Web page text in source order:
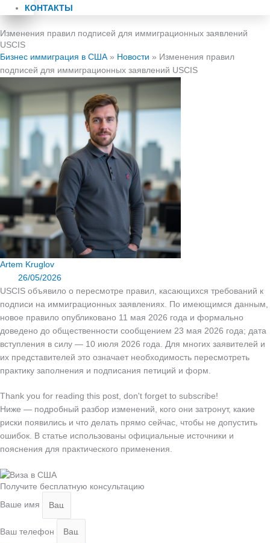
КОНТАКТЫ
Изменения правил подписей для иммиграционных заявлений
USCIS
Бизнес иммиграция в США » Новости » Изменения правил
подписей для иммиграционных заявлений USCIS
Artem Kruglov
26/05/2026
USCIS объявило о пересмотре правил, касающихся требований к
подписи на иммиграционных заявлениях. По имеющимся данным,
новое правило опубликовано 11 мая 2026 года и формально
доведено до общественности сообщением 23 мая 2026 года; дата
вступления в силу — 10 июля 2026 года. Для многих заявителей и
их представителей это означает необходимость пересмотреть
практику заполнения и подписания петиций и форм.
Thank you for reading this post, don't forget to subscribe!
Ниже — подробный разбор изменений, кого они затронут, какие
риски появились и что делать прямо сейчас, чтобы не допустить
ошибок. В статье использованы официальные источники и
пояснения для практического применения.
Получите бесплатную консультацию
Ваше имя
Ваш телефон